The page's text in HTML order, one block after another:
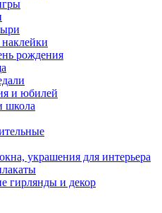
рождения
и юбилей
школа
украшения для интерьера
гирлянды и декор